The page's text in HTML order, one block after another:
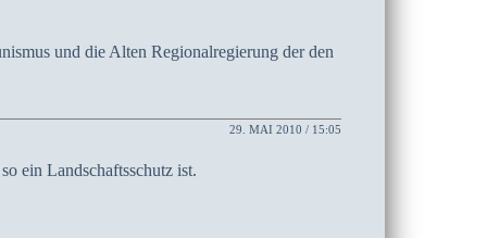
und die Alten Regionalregierung der den
29. MAI 2010 / 15:05
ein Landschaftsschutz ist.